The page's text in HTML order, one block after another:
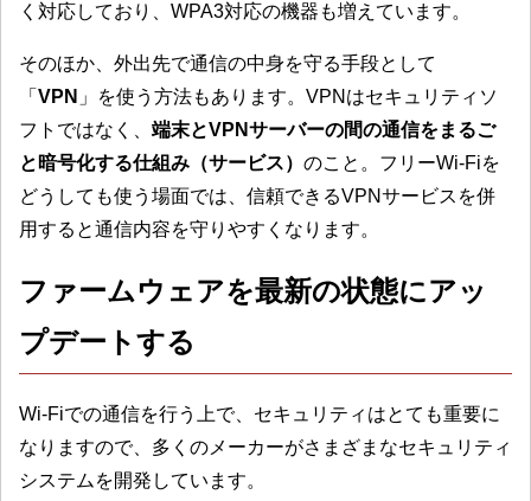
く対応しており、WPA3対応の機器も増えています。
そのほか、外出先で通信の中身を守る手段として
「 VPN 」を使う方法もあります。VPNはセキュリティソ
フトではなく、 端末とVPNサーバーの間の通信をまるご
と暗号化する仕組み（サービス） のこと。フリーWi-Fiを
どうしても使う場面では、信頼できるVPNサービスを併
用すると通信内容を守りやすくなります。
ファームウェアを最新の状態にアッ
プデートする
Wi-Fiでの通信を行う上で、セキュリティはとても重要に
なりますので、多くのメーカーがさまざまなセキュリティ
システムを開発しています。